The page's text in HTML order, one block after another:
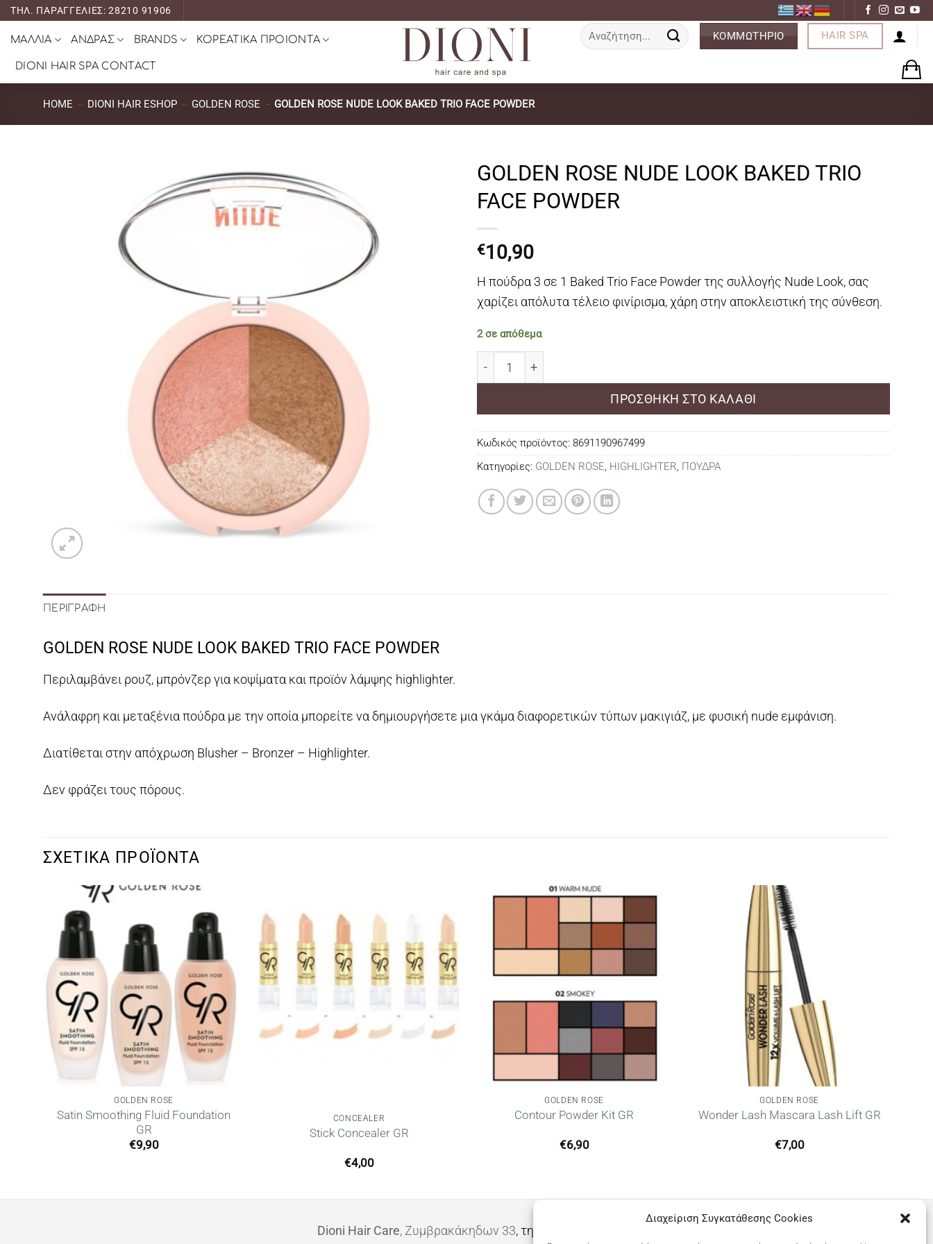
Διαχείριση Συγκατάθεσης Cookies
Μετάβαση
ΤΗΛ. ΠΑΡΑΓΓΕΛΙΕΣ: 28210 91906
ΜΑΛΛΙΑ ΑΝΔΡΑΣ BRANDS ΚΟΡΕΑΤΙΚΑ ΠΡΟΙΟΝΤΑ
DIONI HAIR SPA CONTACT
Αναζήτηση
για:
ΚΟΜΜΩΤΗΡΙΟ HAIR SPA
HOME - DIONI HAIR ESHOP - GOLDEN ROSE - GOLDEN ROSE NUDE LOOK BAKED TRIO FACE POWDER
GOLDEN ROSE NUDE LOOK BAKED TRIO
FACE POWDER
€10,90
Η πούδρα 3 σε 1 Baked Trio Face Powder της συλλογής Nude Look, σας
χαρίζει απόλυτα τέλειο φινίρισμα, χάρη στην αποκλειστική της σύνθεση.
2 σε απόθεμα
ΠΡΟΣΘΉΚΗ ΣΤΟ ΚΑΛΆΘΙ
Κωδικός προϊόντος: 8691190967499
Κατηγορίες: GOLDEN ROSE, HIGHLIGHTER, ΠΟΥΔΡΑ
ΠΕΡΙΓΡΑΦΉ
GOLDEN ROSE NUDE LOOK BAKED TRIO FACE POWDER
Περιλαμβάνει ρουζ, μπρόνζερ για κοψίματα και προϊόν λάμψης highlighter.
Ανάλαφρη και μεταξένια πούδρα με την οποία μπορείτε να δημιουργήσετε μια γκάμα διαφορετικών τύπων μακιγιάζ, με φυσική nude εμφάνιση.
Διατίθεται στην απόχρωση Blusher – Bronzer – Highlighter.
Δεν φράζει τους πόρους.
ΣΧΕΤΙΚΆ ΠΡΟΪΌΝΤΑ
GOLDEN ROSE
Satin Smoothing Fluid Foundation
GR
€9,90
CONCEALER
Stick Concealer GR
€4,00
GOLDEN ROSE
Contour Powder Kit GR
€6,90
GOLDEN ROSE
Wonder Lash Mascara Lash Lift GR
€7,00
Dioni Hair Care, Ζυμβρακάκηδων 33, τηλ 28210 91906